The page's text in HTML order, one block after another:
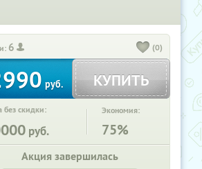
6 (0)
руб. КУПИТЬ
без скидки:
руб.
Экономия:
75%
Акция завершилась